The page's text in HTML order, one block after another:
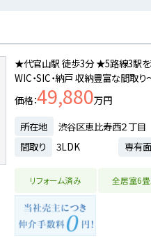
★代官山駅 徒歩3分 ★5路線3駅
WIC・SIC・納戸 収納豊富な間取り
価格 49,880万円
所在地
渋谷区恵比寿西２丁目
間取り
3LDK 専有
リフォーム済み 全居室6